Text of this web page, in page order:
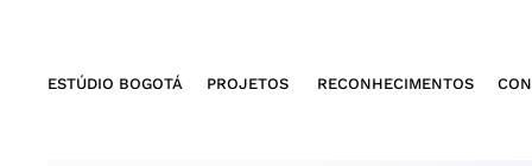
ESTÚDIO BOGOTÁ PROJETOS RECONHECIMENTOS